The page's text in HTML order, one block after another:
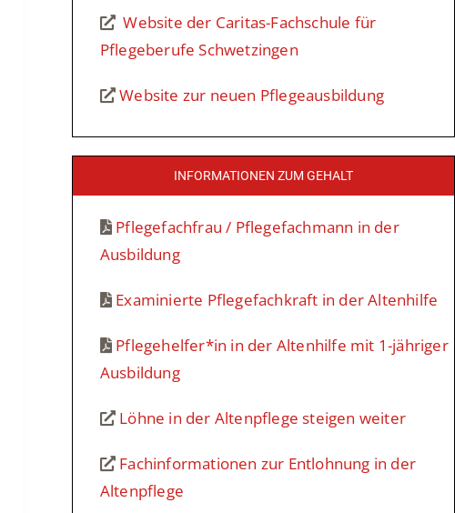
Website der Caritas-Fachschule für
Pflegeberufe Schwetzingen
Website zur neuen Pflegeausbildung
INFORMATIONEN ZUM GEHALT
Pflegefachfrau / Pflegefachmann in der
Ausbildung
Examinierte Pflegefachkraft in der Altenhilfe
Pflegehelfer*in in der Altenhilfe mit 1-jähriger
Ausbildung
Löhne in der Altenpflege steigen weiter
Fachinformationen zur Entlohnung in der
Altenpflege